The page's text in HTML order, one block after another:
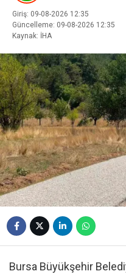
Giriş: 09-08-2026 12:35
Güncelleme: 09-08-2026 12:35
Kaynak: İHA
Bursa Büyükşehir